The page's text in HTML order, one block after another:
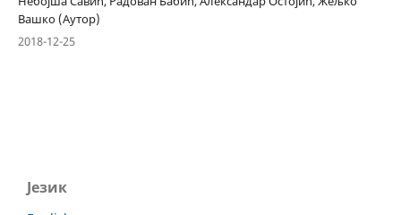
Вашко (Аутор)
2018-12-25
Језик